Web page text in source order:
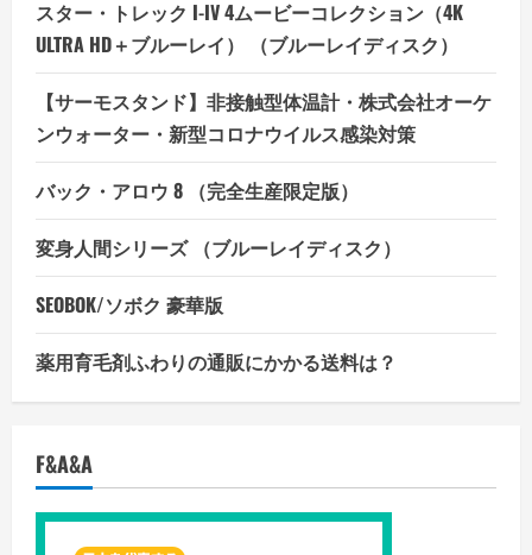
スター・トレック I-IV 4ムービーコレクション（4K
ULTRA HD＋ブルーレイ） （ブルーレイディスク）
【サーモスタンド】非接触型体温計・株式会社オーケ
ンウォーター・新型コロナウイルス感染対策
バック・アロウ 8 （完全生産限定版）
変身人間シリーズ （ブルーレイディスク）
SEOBOK/ソボク 豪華版
薬用育毛剤ふわりの通販にかかる送料は？
F&A&A